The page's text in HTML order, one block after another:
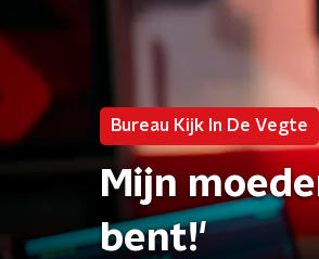
Bureau Kijk In De Vegte
Mijn
bent!'